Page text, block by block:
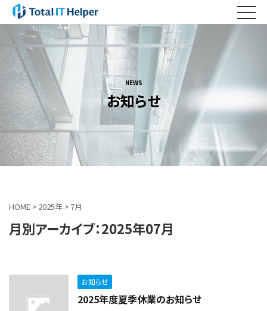
NEWS
お知らせ
HOME > 2025年 > 7月
月別アーカイブ：2025年07月
お知らせ
2025年度夏季休業のお知らせ